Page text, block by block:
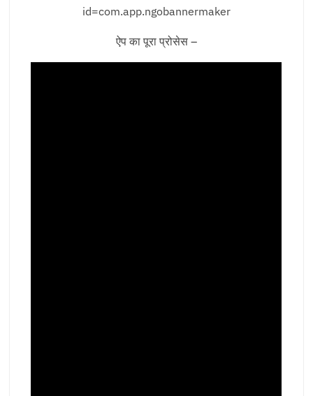
id=com.app.ngobannermaker
ऐप का पूरा प्रोसेस –